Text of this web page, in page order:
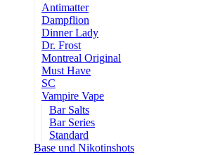
Antimatter
Dampflion
Dinner Lady
Dr. Frost
Montreal Original
Must Have
SC
Vampire Vape
Bar Salts
Bar Series
Standard
Base und Nikotinshots